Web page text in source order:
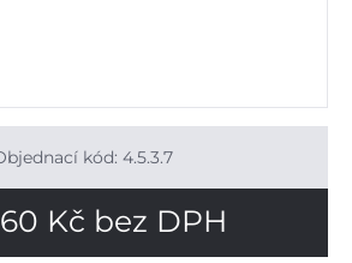
kód: 4.5.3.7
Kč bez DPH